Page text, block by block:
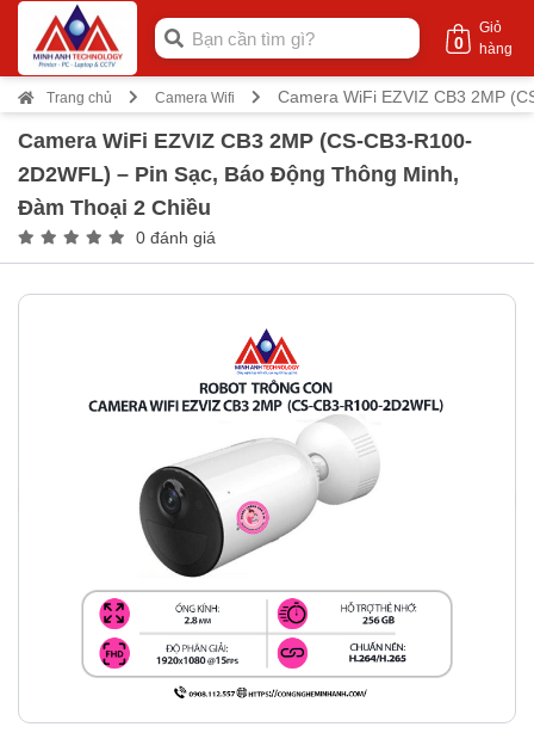
Giỏ
hàng
0
Trang chủ Camera Wifi Camera WiFi EZVIZ CB3 2MP
Camera WiFi EZVIZ CB3 2MP (CS-CB3-R100-
2D2WFL) – Pin Sạc, Báo Động Thông Minh,
Đàm Thoại 2 Chiều
0 đánh giá